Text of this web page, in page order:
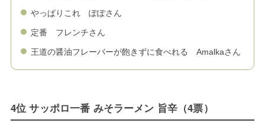
やっぱりこれ ぽぽさん
定番 フレンチさん
王道の醤油フレーバーが飽きずに食べれる Amalkaさん
4位 サッポロ一番 みそラーメン 旨辛（4票）